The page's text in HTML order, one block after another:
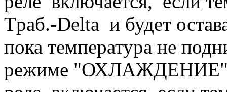
Tраб.-Delta и будет
пока температура не
режиме "ОХЛАЖДЕНИЕ"